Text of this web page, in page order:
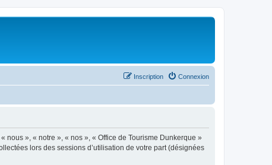
Connexion
Inscription
», « notre », « nos », « Office de Tourisme Dunkerque »
lors des sessions d’utilisation de votre part (désignées